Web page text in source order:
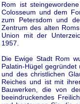
Rom ist
Colosseum und dem
zum Petersdom und
Zentrum des alten
Union mit der
1957.
Die Ewige Stadt Rom
Palatin-Hügel
und des christlichen
Reiches und ist mit
Bauwerken, die von
beeindruckendes